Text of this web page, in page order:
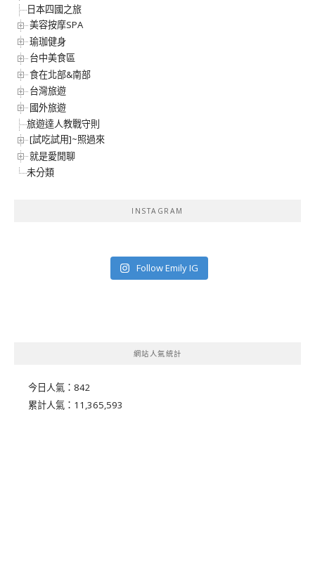
日本四國之旅
美容按摩SPA
瑜珈健身
台中美食區
食在北部&南部
台灣旅遊
國外旅遊
旅遊達人教戰守則
[試吃試用]~照過來
就是愛閒聊
未分類
INSTAGRAM
Follow Emily IG
網站人氣統計
今日人氣： 842
累計人氣： 11,365,593